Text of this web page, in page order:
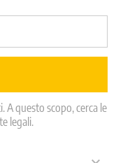
A questo scopo, cerca le
legali.